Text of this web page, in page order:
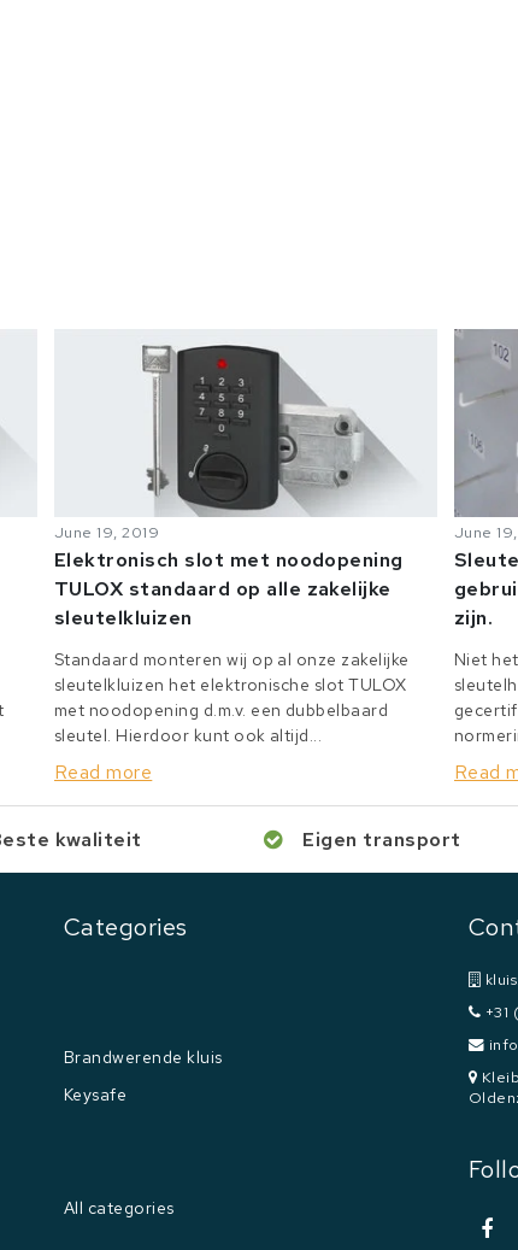
June 19, 2019
Elektronisch slot met noodopening
TULOX standaard op alle zakelijke
sleutelkluizen
Standaard monteren wij op al onze zakelijke
sleutelkluizen het elektronische slot TULOX
met noodopening d.m.v. een dubbelbaard
sleutel. Hierdoor kunt ook altijd...
Read more
June
zijn.
Niet
Read
kwaliteit Eigen transport
Categories
Brandwerende kluis
Keysafe
All categories